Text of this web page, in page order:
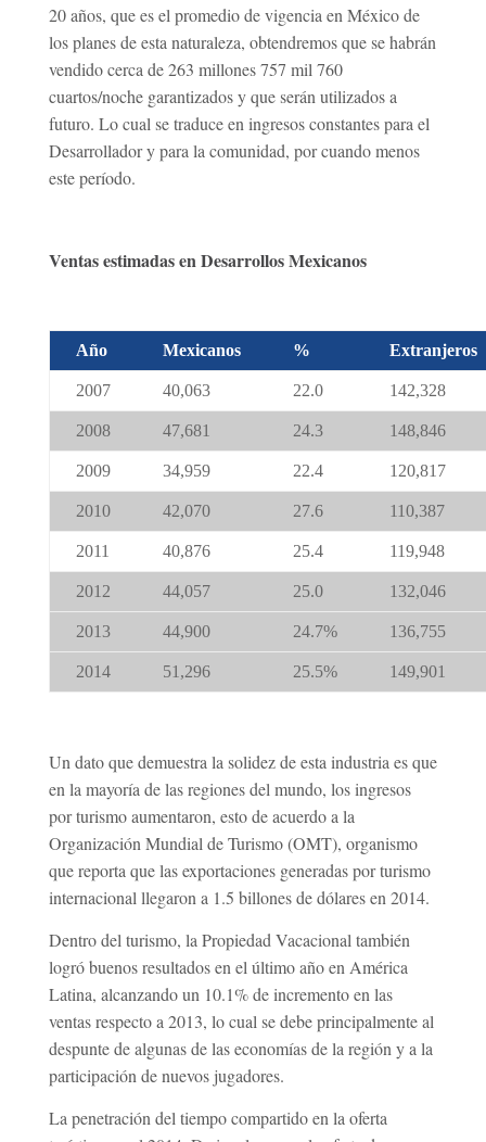
20 años, que es el promedio de vigencia en México de
los planes de esta naturaleza, obtendremos que se habrán
vendido cerca de 263 millones 757 mil 760
cuartos/noche garantizados y que serán utilizados a
futuro. Lo cual se traduce en ingresos constantes para el
Desarrollador y para la comunidad, por cuando menos
este período.
Ventas estimadas en Desarrollos Mexicanos
Año Mexicanos % Extranjeros
2007 40,063 22.0 142,328
2008 47,681 24.3 148,846
2009 34,959 22.4 120,817
2010 42,070 27.6 110,387
2011 40,876 25.4 119,948
2012 44,057 25.0 132,046
2013 44,900 24.7% 136,755
2014 51,296 25.5% 149,901
Un dato que demuestra la solidez de esta industria es que
en la mayoría de las regiones del mundo, los ingresos
por turismo aumentaron, esto de acuerdo a la
Organización Mundial de Turismo (OMT), organismo
que reporta que las exportaciones generadas por turismo
internacional llegaron a 1.5 billones de dólares en 2014.
Dentro del turismo, la Propiedad Vacacional también
logró buenos resultados en el último año en América
Latina, alcanzando un 10.1% de incremento en las
ventas respecto a 2013, lo cual se debe principalmente al
despunte de algunas de las economías de la región y a la
participación de nuevos jugadores.
La penetración del tiempo compartido en la oferta